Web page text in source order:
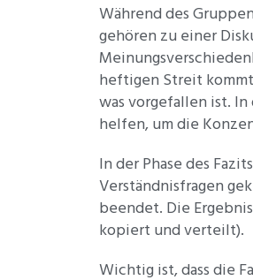
Während des
gehören zu einer
heftigen Streit
was vorgefallen ist.
helfen, um die
In der Phase des
Verständnisfragen
beendet. Die
kopiert und verteilt).
Wichtig ist, dass die